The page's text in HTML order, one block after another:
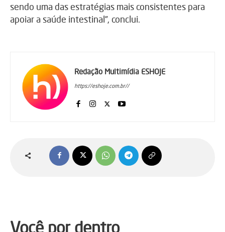
sendo uma das estratégias mais consistentes para
apoiar a saúde intestinal”, conclui.
Redação Multimídia ESHOJE
https://eshoje.com.br//
Você por dentro